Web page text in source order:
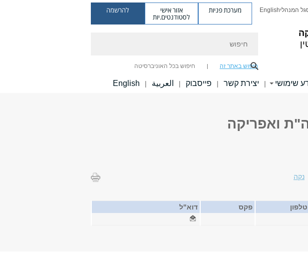
המנהליEnglish מערכת פניות אזור אישי
לסטודנטים.יות
להרשמה
חיפוש באתר זה חיפוש בכל האוניברסיטה
שימושי | יצירת קשר | פייסבוק | العربية |
English
ואפריקה
נקה
טלפון פקס
דוא"ל